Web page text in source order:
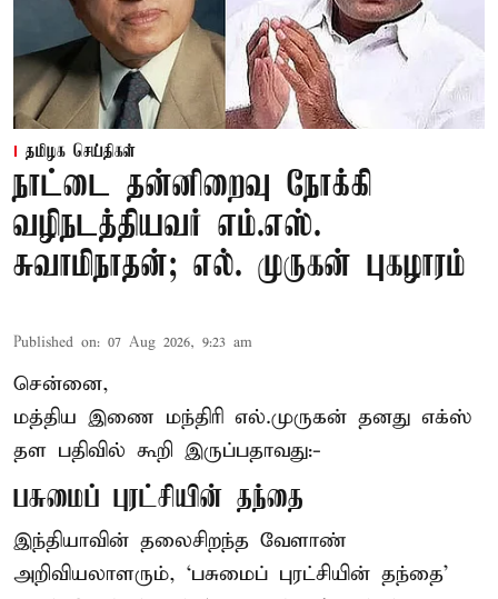
தமிழக செய்திகள்
நாட்டை தன்னிறைவு நோக்கி
வழிநடத்தியவர் எம்.எஸ்.
சுவாமிநாதன்; எல். முருகன் புகழாரம்
Published on: 07 Aug 2026, 9:23 am
சென்னை,
மத்திய இணை மந்திரி எல்.முருகன் தனது எக்ஸ்
தள பதிவில் கூறி இருப்பதாவது:-
பசுமைப் புரட்சியின் தந்தை
இந்தியாவின் தலைசிறந்த வேளாண்
அறிவியலாளரும், ‘பசுமைப் புரட்சியின் தந்தை’